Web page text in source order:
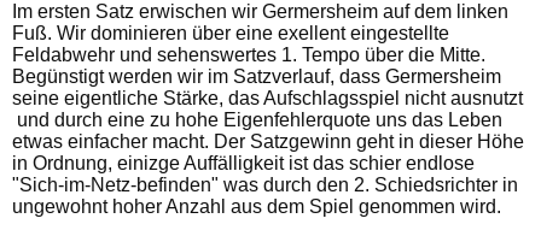
Im ersten Satz erwischen wir Germersheim auf dem linken
Fuß. Wir dominieren über eine exellent eingestellte
Feldabwehr und sehenswertes 1. Tempo über die Mitte.
Begünstigt werden wir im Satzverlauf, dass Germersheim
seine eigentliche Stärke, das Aufschlagsspiel nicht ausnutzt
und durch eine zu hohe Eigenfehlerquote uns das Leben
etwas einfacher macht. Der Satzgewinn geht in dieser Höhe
in Ordnung, einizge Auffälligkeit ist das schier endlose
"Sich-im-Netz-befinden" was durch den 2. Schiedsrichter in
ungewohnt hoher Anzahl aus dem Spiel genommen wird.